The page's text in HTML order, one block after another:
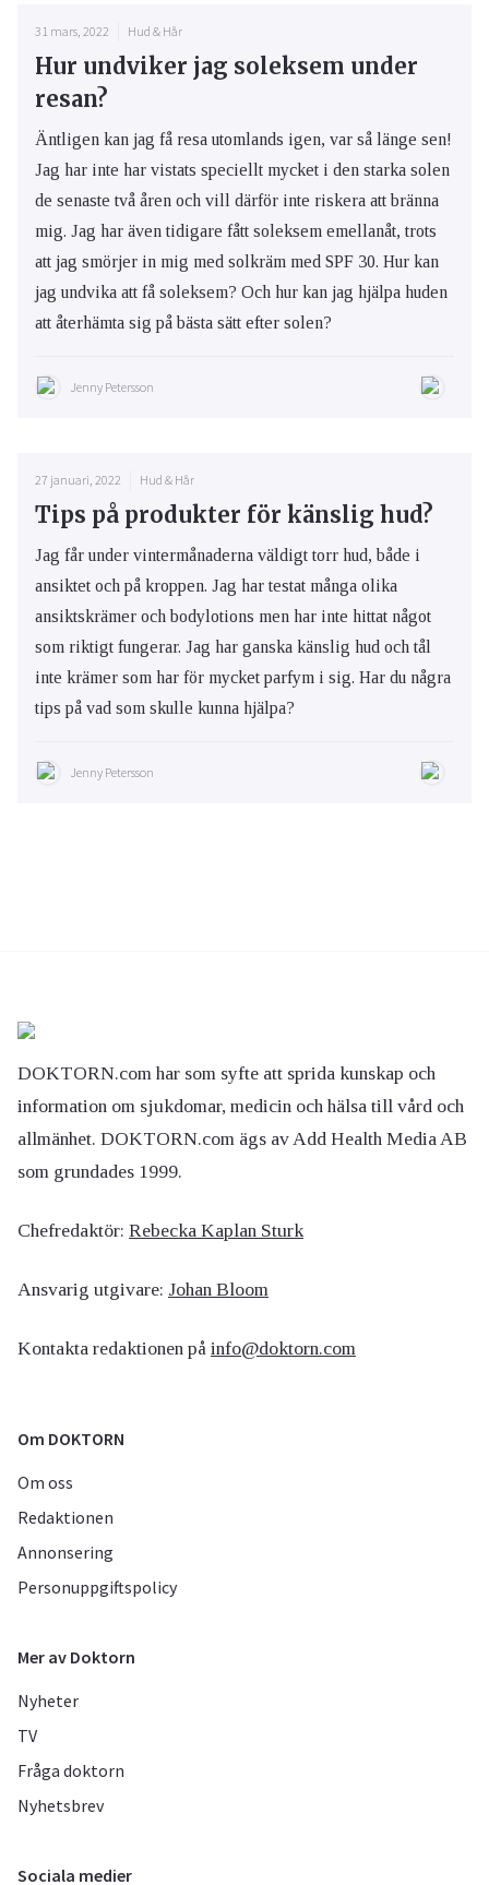
31 mars, 2022 Hud & Hår
Hur undviker jag soleksem under
resan?
Äntligen kan jag få resa utomlands igen, var så länge sen!
Jag har inte har vistats speciellt mycket i den starka solen
de senaste två åren och vill därför inte riskera att bränna
mig. Jag har även tidigare fått soleksem emellanåt, trots
att jag smörjer in mig med solkräm med SPF 30. Hur kan
jag undvika att få soleksem? Och hur kan jag hjälpa huden
att återhämta sig på bästa sätt efter solen?
Jenny Petersson
27 januari, 2022 Hud & Hår
Tips på produkter för känslig hud?
Jag får under vintermånaderna väldigt torr hud, både i
ansiktet och på kroppen. Jag har testat många olika
ansiktskrämer och bodylotions men har inte hittat något
som riktigt fungerar. Jag har ganska känslig hud och tål
inte krämer som har för mycket parfym i sig. Har du några
tips på vad som skulle kunna hjälpa?
Jenny Petersson
DOKTORN.com har som syfte att sprida kunskap och
information om sjukdomar, medicin och hälsa till vård och
allmänhet. DOKTORN.com ägs av Add Health Media AB
som grundades 1999.
Chefredaktör: Rebecka Kaplan Sturk
Ansvarig utgivare: Johan Bloom
Kontakta redaktionen på info@doktorn.com
Om DOKTORN
Om oss
Redaktionen
Annonsering
Personuppgiftspolicy
Mer av Doktorn
Nyheter
TV
Fråga doktorn
Nyhetsbrev
Sociala medier